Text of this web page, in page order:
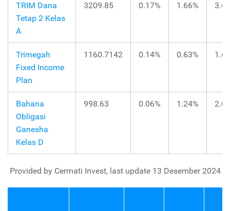
TRIM Dana
Tetap 2 Kelas
A
3209.85 0.17% 1.66%
Trimegah
Fixed Income
Plan
1160.7142 0.14% 0.63%
Bahana
Obligasi
Ganesha
Kelas D
998.63 0.06% 1.24%
Provided by Cermati Invest, last update 13 Desember 2024